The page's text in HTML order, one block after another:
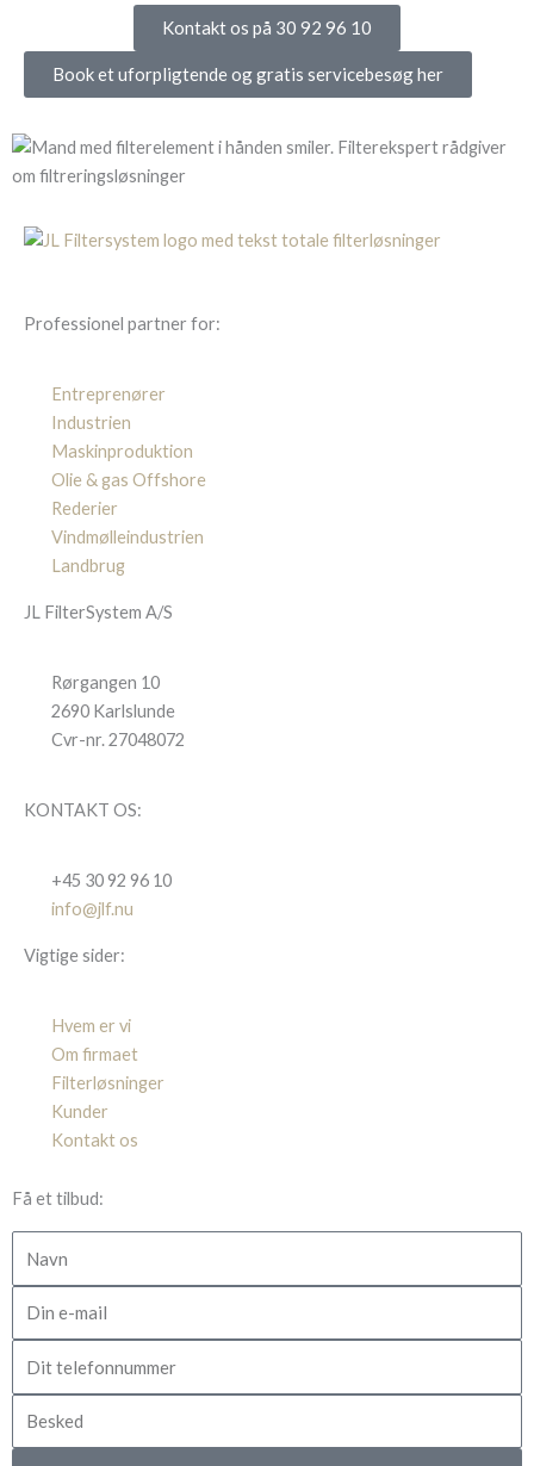
Kontakt os på 30 92 96 10
Book et uforpligtende og gratis servicebesøg her
Professionel partner for:
Entreprenører
Industrien
Maskinproduktion
Olie & gas Offshore
Rederier
Vindmølleindustrien
Landbrug
JL FilterSystem A/S
Rørgangen 10
2690 Karlslunde
Cvr-nr. 27048072
KONTAKT OS:
+45 30 92 96 10
info@jlf.nu
Vigtige sider:
Hvem er vi
Om firmaet
Filterløsninger
Kunder
Kontakt os
Få et tilbud:
telefonnummer